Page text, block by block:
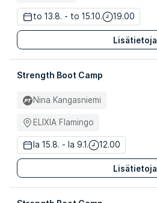
to 13.8. - to 15.10. 19.00
Lisätietoja
Strength Boot Camp
Nina Kangasniemi
ELIXIA Flamingo
la 15.8. - la 9.1. 12.00
Lisätietoja